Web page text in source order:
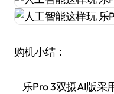
购机小结：
乐Pro 3双摄AI版采